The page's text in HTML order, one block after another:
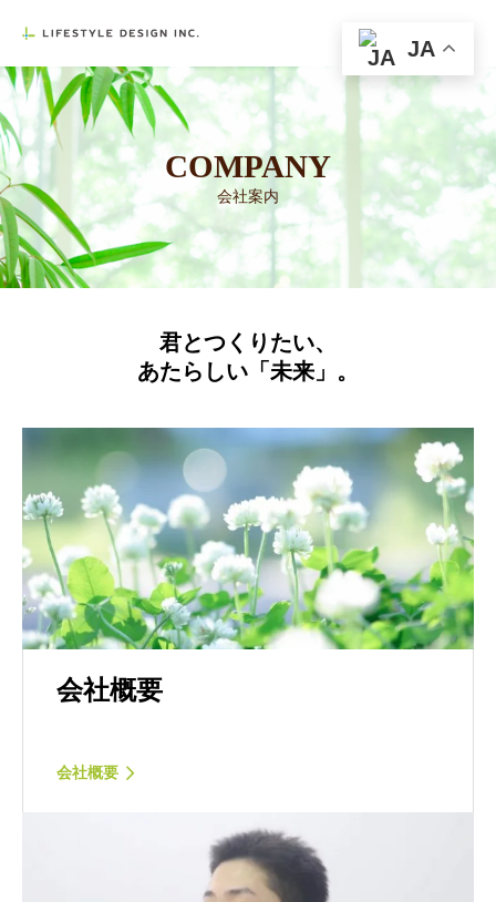
COMPANY 会社案内
COMPANY
会社案内
君とつくりたい、
あたらしい「未来」。
会社概要
会社概要
JA